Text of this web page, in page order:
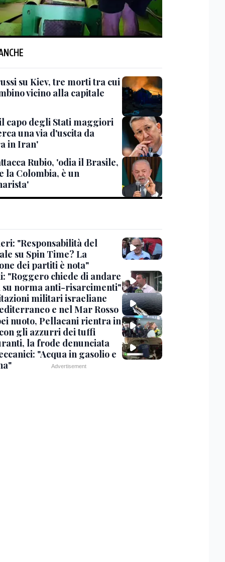
su Kiev, tre morti tra cui
vicino alla capitale
capo degli Stati maggiori
una via d'uscita da
in Iran'
Rubio, 'odia il Brasile,
la Colombia, è un
"Responsabilità del
su Spin Time? La
dei partiti è nota"
"Roggero chiede di andare
su norma anti-risarcimenti"
militari israeliane
e nel Mar Rosso
nuoto, Pellacani rientra in
gli azzurri dei tuffi
la frode denunciata
"Acqua in gasolio e